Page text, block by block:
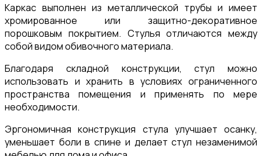
Каркас выполнен из металлической трубы и имеет
хромированное или защитно-декоративное
порошковым покрытием. Стулья отличаются между
собой видом обивочного материала.
Благодаря складной конструкции, стул можно
использовать и хранить в условиях ограниченного
пространства помещения и применять по мере
необходимости.
Эргономичная конструкция стула улучшает осанку,
уменьшает боли в спине и делает стул незаменимой